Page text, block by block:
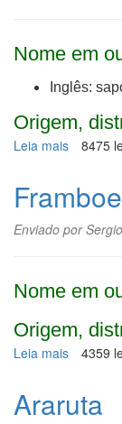
Nome em
Inglês:
Origem,
Leia mais sobre
8475
Enviado por
Nome em
Origem,
Leia mais sobre
4359
Araruta